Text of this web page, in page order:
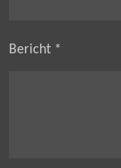
Bericht *